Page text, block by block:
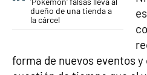
dueño de una tienda a
la cárcel
forma de nuevos eventos